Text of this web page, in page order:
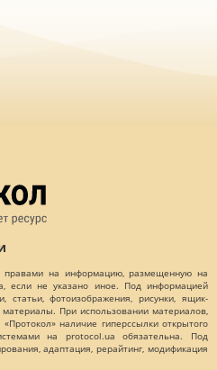
правами на информацию, размещенную на
если не указано иное. Под информацией
статьи, фотоизображения, рисунки, ящик-
При использовании материалов,
наличие гиперссылки открытого
на protocol.ua обязательна. Под
адаптация, рерайтинг, модификация